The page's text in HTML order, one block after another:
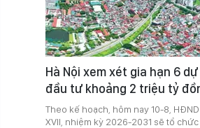
Hà Nội xem xét gia hạn 6
đầu tư khoảng 2 triệu tỷ
Theo kế hoạch, hôm nay 10-8, HĐND
XVII, nhiệm kỳ 2026-2031 sẽ tổ